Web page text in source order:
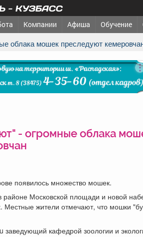
- КУЗБАСС
Компании Афиша Обучение
облака мошек преследуют
- огромные облака
появилось множество мошек.
районе Московской площади и новой
Местные жители отмечают, что мошки
заведующий кафедрой зоологии и